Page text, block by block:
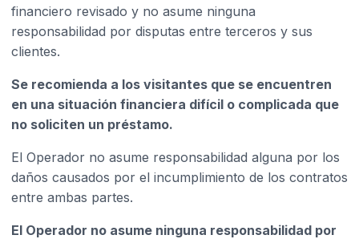
financiero revisado y no asume ninguna
responsabilidad por disputas entre terceros y sus
clientes.
Se recomienda a los visitantes que se encuentren
en una situación financiera difícil o complicada que
no soliciten un préstamo.
El Operador no asume responsabilidad alguna por los
daños causados por el incumplimiento de los contratos
entre ambas partes.
El Operador no asume ninguna responsabilidad por